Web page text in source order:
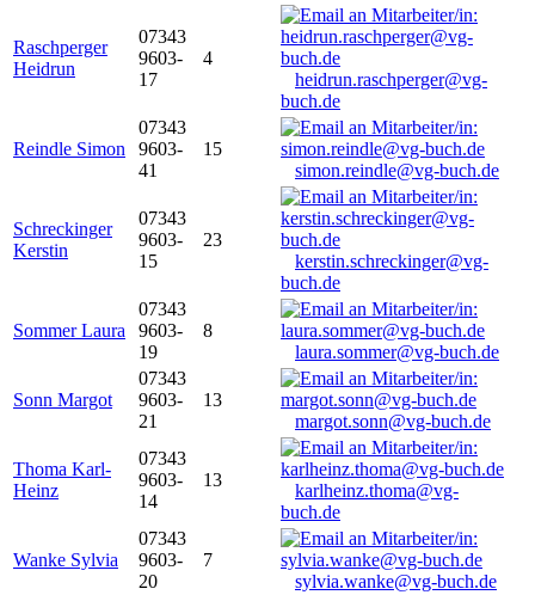
Raschperger
Heidrun
07343
9603-
17
4
heidrun.raschperger@vg-
buch.de
Reindle Simon
07343
9603-
41
15
simon.reindle@vg-buch.de
Schreckinger
Kerstin
07343
9603-
15
23
kerstin.schreckinger@vg-
buch.de
Sommer Laura
07343
9603-
19
8
laura.sommer@vg-buch.de
Sonn Margot
07343
9603-
21
13
margot.sonn@vg-buch.de
Thoma Karl-
Heinz
07343
9603-
14
13
karlheinz.thoma@vg-
buch.de
Wanke Sylvia
07343
9603-
20
7
sylvia.wanke@vg-buch.de